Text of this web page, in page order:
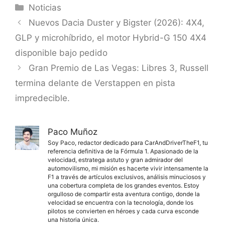
Categorías
Noticias
Nuevos Dacia Duster y Bigster (2026): 4X4,
GLP y microhíbrido, el motor Hybrid-G 150 4X4
disponible bajo pedido
Gran Premio de Las Vegas: Libres 3, Russell
termina delante de Verstappen en pista
impredecible.
Paco Muñoz
Soy Paco, redactor dedicado para CarAndDriverTheF1, tu
referencia definitiva de la Fórmula 1. Apasionado de la
velocidad, estratega astuto y gran admirador del
automovilismo, mi misión es hacerte vivir intensamente la
F1 a través de artículos exclusivos, análisis minuciosos y
una cobertura completa de los grandes eventos. Estoy
orgulloso de compartir esta aventura contigo, donde la
velocidad se encuentra con la tecnología, donde los
pilotos se convierten en héroes y cada curva esconde
una historia única.